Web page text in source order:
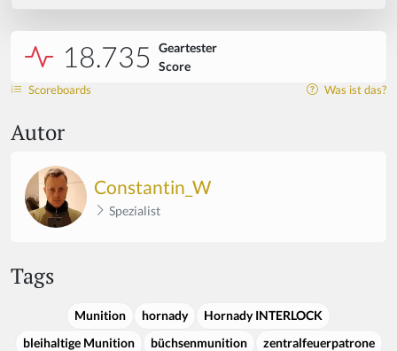
18.735
Geartester
Score
Scoreboards Was ist das?
Autor
Constantin_W
Spezialist
Tags
Munition hornady
Hornady INTERLOCK
bleihaltige Munition
büchsenmunition zentralfeuerpatrone